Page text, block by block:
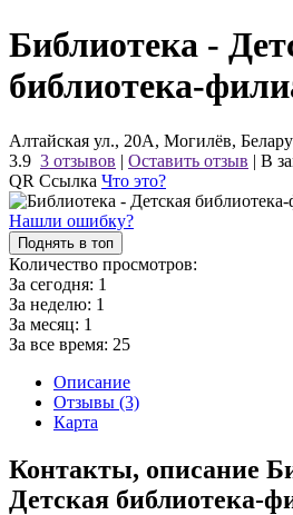
Библиотека -
библиотека-
Алтайская ул., 20А, Могилёв,
3.9 3 отзывов | Оставить отзыв | В
QR Ссылка Что это?
Нашли ошибку?
Поднять в топ
Количество просмотров:
За сегодня: 1
За неделю: 1
За месяц: 1
За все время: 25
Описание
Отзывы (3)
Карта
Контакты, описание
Детская библиотека-